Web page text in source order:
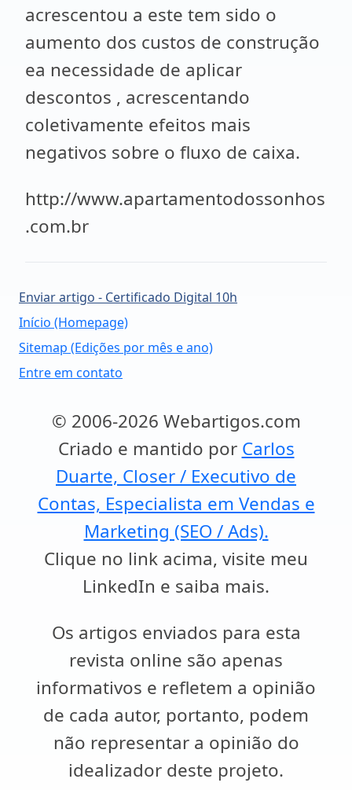
acrescentou a este tem sido o
aumento dos custos de construção
ea necessidade de aplicar
descontos , acrescentando
coletivamente efeitos mais
negativos sobre o fluxo de caixa.
http://www.apartamentodossonhos
.com.br
Enviar artigo - Certificado Digital 10h
Início (Homepage)
Sitemap (Edições por mês e ano)
Entre em contato
© 2006-2026 Webartigos.com
Criado e mantido por Carlos
Duarte, Closer / Executivo de
Contas, Especialista em Vendas e
Marketing (SEO / Ads).
Clique no link acima, visite meu
LinkedIn e saiba mais.
Os artigos enviados para esta
revista online são apenas
informativos e refletem a opinião
de cada autor, portanto, podem
não representar a opinião do
idealizador deste projeto.